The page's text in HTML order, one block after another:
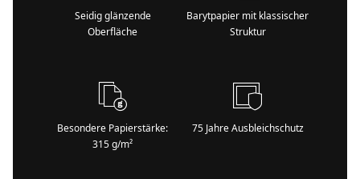
Seidig glänzende
Oberfläche
Barytpapier mit klassischer
Struktur
Besondere Papierstärke:
315 g/m²
75 Jahre Ausbleichschutz